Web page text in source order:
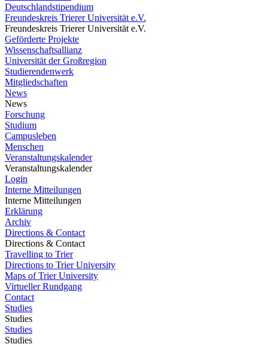
Deutschlandstipendium
Freundeskreis Trierer Universität e.V.
Freundeskreis Trierer Universität e.V.
Geförderte Projekte
Wissenschaftsallianz
Universität der Großregion
Studierendenwerk
Mitgliedschaften
News
News
Forschung
Studium
Campusleben
Menschen
Veranstaltungskalender
Veranstaltungskalender
Login
Interne Mitteilungen
Interne Mitteilungen
Erklärung
Archiv
Directions & Contact
Directions & Contact
Travelling to Trier
Directions to Trier University
Maps of Trier University
Virtueller Rundgang
Contact
Studies
Studies
Studies
Studies